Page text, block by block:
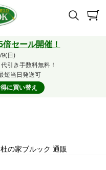
セール開催！
9(日)
引き手数料無料！
短当日発送可
に買い替え
の家ブルック 通販